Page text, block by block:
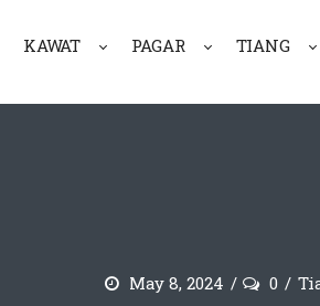
KAWAT PAGAR TIANG
May 8, 2024 0